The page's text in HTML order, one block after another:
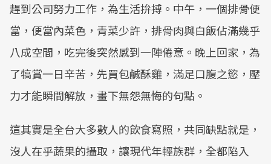
趕到公司努力工作，為生活拚搏。中午，一個排骨便
當，便當內菜色，青菜少許，排骨肉與白飯佔滿幾乎
八成空間，吃完後突然感到一陣倦意。晚上回家，為
了犒賞一日辛苦，先買包鹹酥雞，滿足口腹之慾，壓
力才能瞬間解放，畫下無怨無悔的句點。
這其實是全台大多數人的飲食寫照，共同缺點就是，
沒人在乎蔬果的攝取，讓現代年輕族群，全都陷入